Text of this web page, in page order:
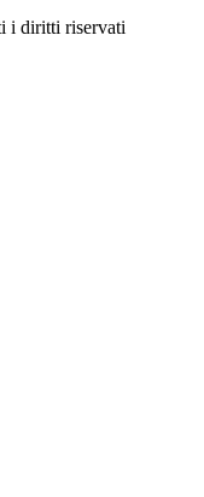
i diritti riservati